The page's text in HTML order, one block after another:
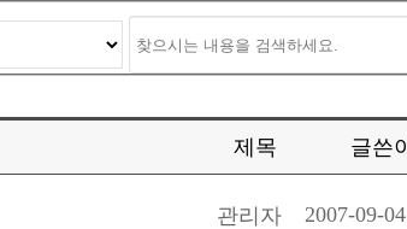
제목 글쓴이
관리자 2007-09-04